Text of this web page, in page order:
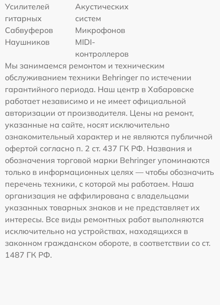
Усилителей
гитарных
Акустических
систем
Сабвуферов
Микрофонов
Наушников
MIDI-
контроллеров
Мы занимаемся ремонтом и техническим
обслуживанием техники Behringer по истечении
гарантийного периода. Наш центр в Хабаровске
работает независимо и не имеет официальной
авторизации от производителя. Цены на ремонт,
указанные на сайте, носят исключительно
ознакомительный характер и не являются публичной
офертой согласно п. 2 ст. 437 ГК РФ. Названия и
обозначения торговой марки Behringer упоминаются
только в информационных целях — чтобы обозначить
перечень техники, с которой мы работаем. Наша
организация не аффилирована с владельцами
указанных товарных знаков и не представляет их
интересы. Все виды ремонтных работ выполняются
исключительно на устройствах, находящихся в
законном гражданском обороте, в соответствии со ст.
1487 ГК РФ.